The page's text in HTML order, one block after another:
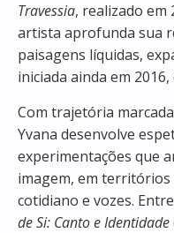
Travessia, realizado em
artista aprofunda sua
paisagens líquidas,
iniciada ainda em 2016,
Com trajetória
Yvana desenvolve
experimentações que
imagem, em territórios
cotidiano e vozes.
de Si: Canto e Identidade